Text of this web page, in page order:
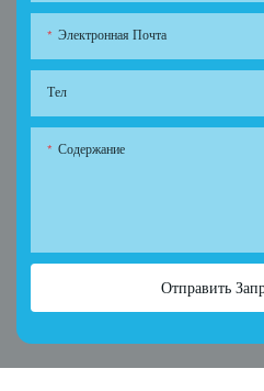
Электронная Почта
Тел
Содержание
Отправить